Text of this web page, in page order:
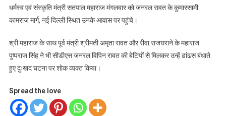
धर्मस्व एवं संस्कृति मंत्री सतपाल महाराज मंगलवार को जनरल रावत के कुमारसामी
कामराज मार्ग, नई दिल्ली स्थित उनके आवास पर पहुंचे।
श्री महाराज के साथ पूर्व मंत्री श्रीमती अमृता रावत और रीवा राजघराने के महाराज
पुष्पराज सिंह ने भी सीडीएस जनरल विपिन रावत की बेटियों से मिलकर उन्हें ढांढस बंधाते
हुए दुःखद घटना पर शोक व्यक्त किया।
Spread the love